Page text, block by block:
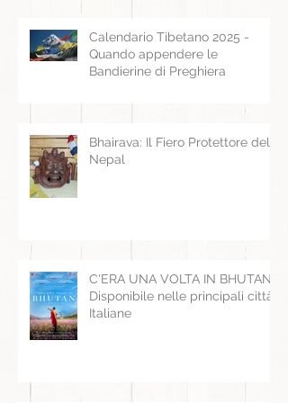
Calendario Tibetano 2025 -
Quando appendere le
Bandierine di Preghiera
Bhairava: Il Fiero Protettore del
Nepal
C'ERA UNA VOLTA IN BHUTAN -
Disponibile nelle principali città
Italiane